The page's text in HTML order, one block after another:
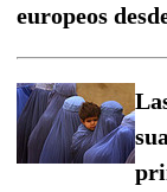
europeos